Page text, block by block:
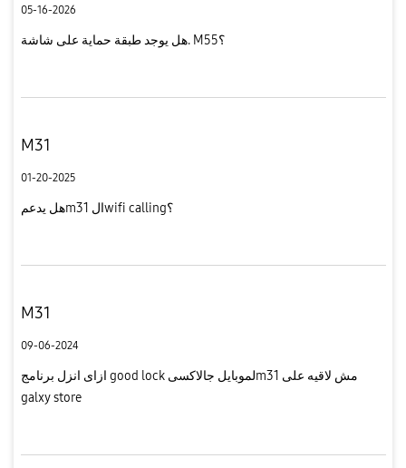
05-16-2026
هل يوجد طبقة حماية على شاشة. M55؟
M31
01-20-2025
هل يدعمm31 الwifi calling؟
M31
09-06-2024
ازاى انزل برنامج good lock لموبايل جالاكسىm31 مش لاقيه على
galxy store